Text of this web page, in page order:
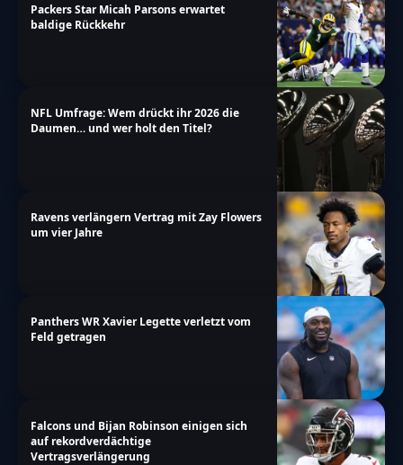
Packers Star Micah Parsons erwartet
baldige Rückkehr
NFL Umfrage: Wem drückt ihr 2026 die
Daumen… und wer holt den Titel?
Ravens verlängern Vertrag mit Zay Flowers
um vier Jahre
Panthers WR Xavier Legette verletzt vom
Feld getragen
Falcons und Bijan Robinson einigen sich
auf rekordverdächtige
Vertragsverlängerung